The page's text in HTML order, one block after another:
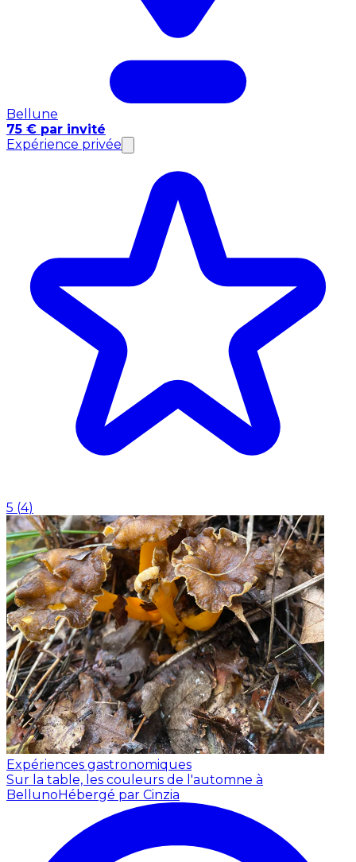
Bellune
75 € par invité
Expérience privée
5 (4)
Expériences gastronomiques
Sur la table, les couleurs de l'automne à
Belluno Hébergé par Cinzia